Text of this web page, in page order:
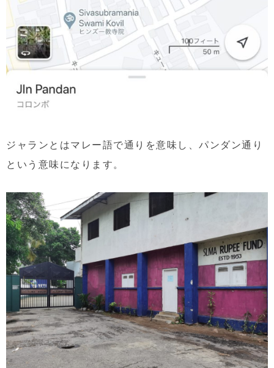
ジャランとはマレー語で通りを意味し、パンダン通り
という意味になります。